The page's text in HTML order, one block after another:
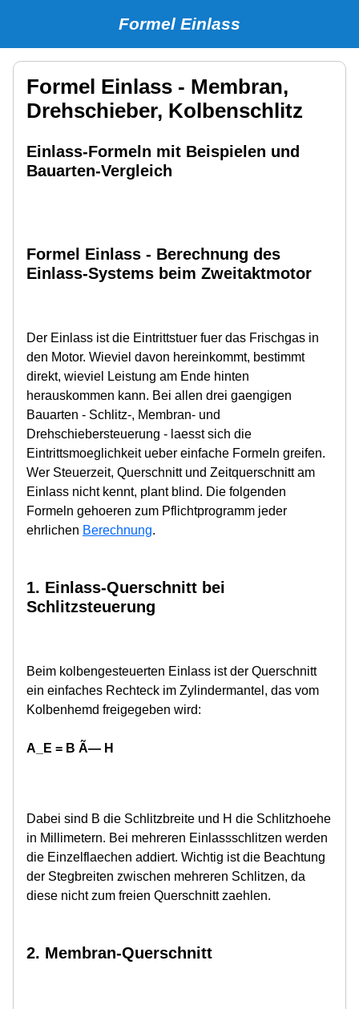
Formel Einlass
Formel Einlass - Membran,
Drehschieber, Kolbenschlitz
Einlass-Formeln mit Beispielen und
Bauarten-Vergleich
Formel Einlass - Berechnung des
Einlass-Systems beim Zweitaktmotor
Der Einlass ist die Eintrittstuer fuer das Frischgas in
den Motor. Wieviel davon hereinkommt, bestimmt
direkt, wieviel Leistung am Ende hinten
herauskommen kann. Bei allen drei gaengigen
Bauarten - Schlitz-, Membran- und
Drehschiebersteuerung - laesst sich die
Eintrittsmoeglichkeit ueber einfache Formeln greifen.
Wer Steuerzeit, Querschnitt und Zeitquerschnitt am
Einlass nicht kennt, plant blind. Die folgenden
Formeln gehoeren zum Pflichtprogramm jeder
ehrlichen Berechnung.
1. Einlass-Querschnitt bei
Schlitzsteuerung
Beim kolbengesteuerten Einlass ist der Querschnitt
ein einfaches Rechteck im Zylindermantel, das vom
Kolbenhemd freigegeben wird:
A_E = B Ã— H
Dabei sind B die Schlitzbreite und H die Schlitzhoehe
in Millimetern. Bei mehreren Einlassschlitzen werden
die Einzelflaechen addiert. Wichtig ist die Beachtung
der Stegbreiten zwischen mehreren Schlitzen, da
diese nicht zum freien Querschnitt zaehlen.
2. Membran-Querschnitt